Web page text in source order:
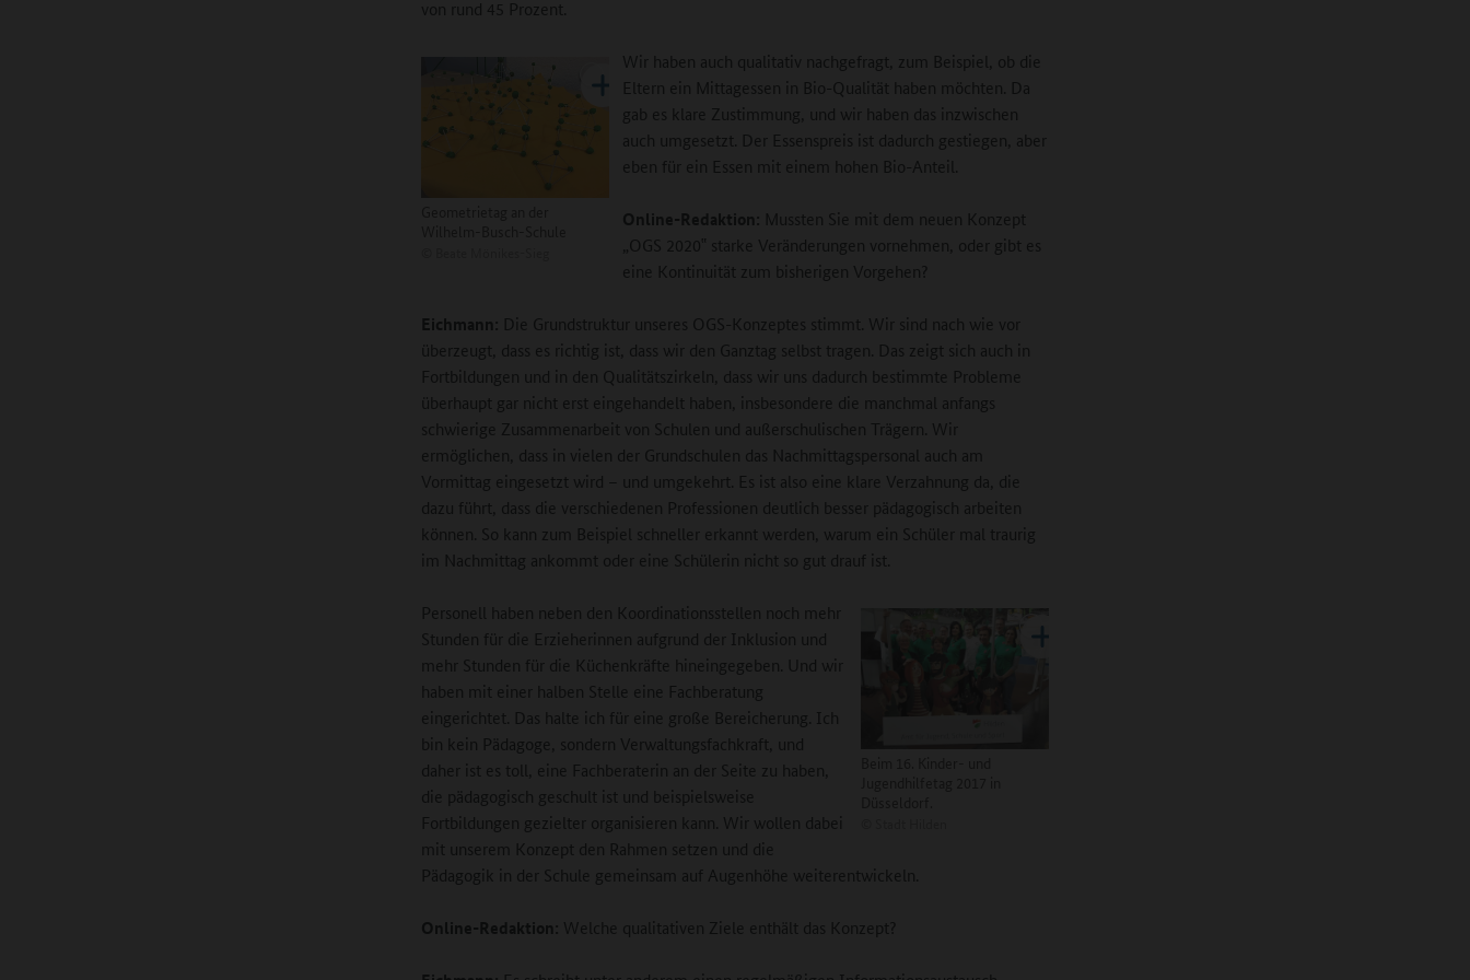
von rund 45 Prozent.
Wir haben auch qualitativ nachgefragt, zum Beispiel, ob die
Eltern ein Mittagessen in Bio-Qualität haben möchten. Da
gab es klare Zustimmung, und wir haben das inzwischen
auch umgesetzt. Der Essenspreis ist dadurch gestiegen, aber
eben für ein Essen mit einem hohen Bio-Anteil.
Online-Redaktion: Mussten Sie mit dem neuen Konzept
„OGS 2020‟ starke Veränderungen vornehmen, oder gibt es
eine Kontinuität zum bisherigen Vorgehen?
Eichmann: Die Grundstruktur unseres OGS-Konzeptes stimmt. Wir sind nach wie vor
überzeugt, dass es richtig ist, dass wir den Ganztag selbst tragen. Das zeigt sich auch in
Fortbildungen und in den Qualitätszirkeln, dass wir uns dadurch bestimmte Probleme
überhaupt gar nicht erst eingehandelt haben, insbesondere die manchmal anfangs
schwierige Zusammenarbeit von Schulen und außerschulischen Trägern. Wir
ermöglichen, dass in vielen der Grundschulen das Nachmittagspersonal auch am
Vormittag eingesetzt wird – und umgekehrt. Es ist also eine klare Verzahnung da, die
dazu führt, dass die verschiedenen Professionen deutlich besser pädagogisch arbeiten
können. So kann zum Beispiel schneller erkannt werden, warum ein Schüler mal traurig
im Nachmittag ankommt oder eine Schülerin nicht so gut drauf ist.
Personell haben neben den Koordinationsstellen noch mehr
Stunden für die Erzieherinnen aufgrund der Inklusion und
mehr Stunden für die Küchenkräfte hineingegeben. Und wir
haben mit einer halben Stelle eine Fachberatung
eingerichtet. Das halte ich für eine große Bereicherung. Ich
bin kein Pädagoge, sondern Verwaltungsfachkraft, und
daher ist es toll, eine Fachberaterin an der Seite zu haben,
die pädagogisch geschult ist und beispielsweise
Fortbildungen gezielter organisieren kann. Wir wollen dabei
mit unserem Konzept den Rahmen setzen und die
Pädagogik in der Schule gemeinsam auf Augenhöhe weiterentwickeln.
Online-Redaktion: Welche qualitativen Ziele enthält das Konzept?